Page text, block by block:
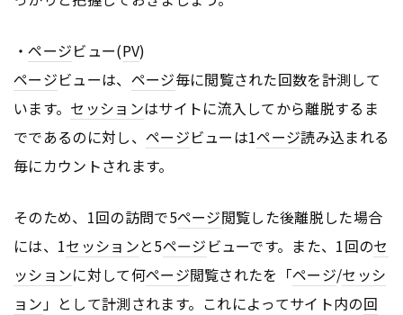
・ページビュー(PV)
ページビューは、 ページ毎に閲覧された回数を計測して
います。 セッションはサイトに流入してから離脱するま
でであるのに対し、 ページビューは1ページ読み込まれる
毎にカウントされます。
そのため、1回の訪問で5ページ閲覧した後離脱した場合
には、1セッションと5ページ ビューです。また、1回のセ
ッションに対して何ページ閲覧されたを「ページ/セッシ
ョン」として計測されます。これによってサイト内の回